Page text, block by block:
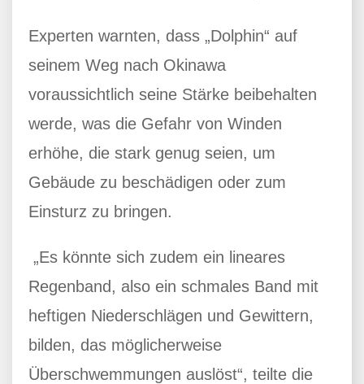
Experten warnten, dass „Dolphin“ auf
seinem Weg nach Okinawa
voraussichtlich seine Stärke beibehalten
werde, was die Gefahr von Winden
erhöhe, die stark genug seien, um
Gebäude zu beschädigen oder zum
Einsturz zu bringen.
„Es könnte sich zudem ein lineares
Regenband, also ein schmales Band mit
heftigen Niederschlägen und Gewittern,
bilden, das möglicherweise
Überschwemmungen auslöst“, teilte die